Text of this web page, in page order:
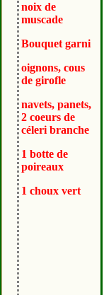
noix de
muscade
Bouquet garni
oignons, cous
de girofle
navets, panets,
2 coeurs de
céleri branche
1 botte de
poireaux
1 choux vert